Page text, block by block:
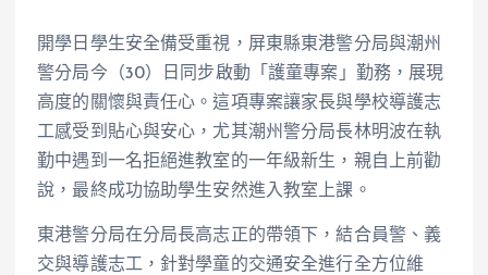
開學日學生安全備受重視，屏東縣東港警分局與潮州
警分局今（30）日同步啟動「護童專案」勤務，展現
高度的關懷與責任心。這項專案讓家長與學校導護志
工感受到貼心與安心，尤其潮州警分局長林明波在執
勤中遇到一名拒絕進教室的一年級新生，親自上前勸
說，最終成功協助學生安然進入教室上課。
東港警分局在分局長高志正的帶領下，結合員警、義
交與導護志工，針對學童的交通安全進行全方位維